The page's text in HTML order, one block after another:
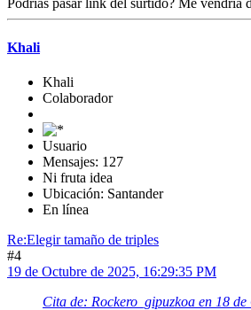
Podrías pasar link del surtido? Me vendría
Khali
Khali
Colaborador
Usuario
Mensajes: 127
Ni fruta idea
Ubicación: Santander
En línea
Re:Elegir tamaño de triples
#4
19 de Octubre de 2025, 16:29:35 PM
Cita de: Rockero_gipuzkoa en 18